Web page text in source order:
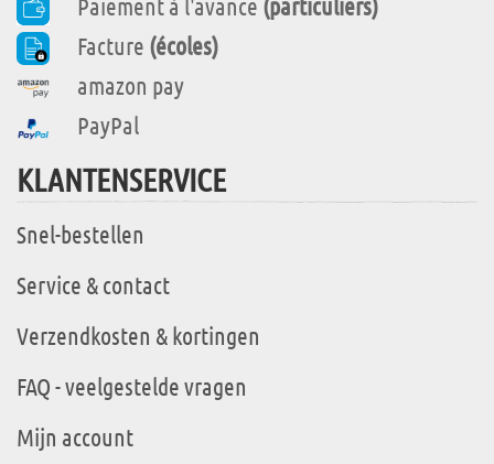
Facture (écoles)
amazon pay
PayPal
KLANTENSERVICE
Snel-bestellen
Service & contact
Verzendkosten & kortingen
FAQ - veelgestelde vragen
Mijn account